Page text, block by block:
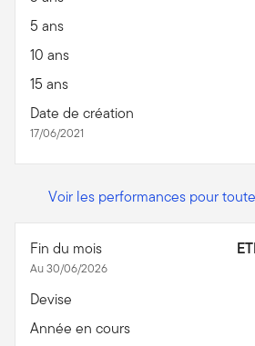
5 ans
10 ans
15 ans
Date de création
17/06/2021
Voir les performances pour
Fin du mois
Au 30/06/2026
Devise
Année en cours